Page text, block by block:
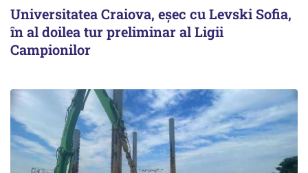
Universitatea Craiova, eșec cu Levski Sofia,
în al doilea tur preliminar al Ligii
Campionilor